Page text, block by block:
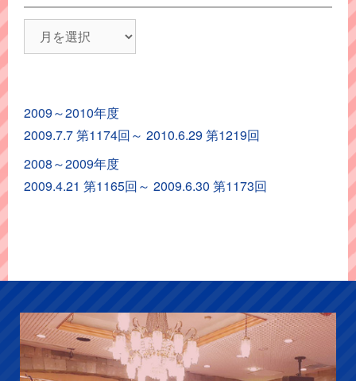
ポ
ア
ー
カ
イ
2009～2010年度
2009.7.7 第1174回～ 2010.6.29 第1219回
2008～2009年度
2009.4.21 第1165回～ 2009.6.30 第1173回